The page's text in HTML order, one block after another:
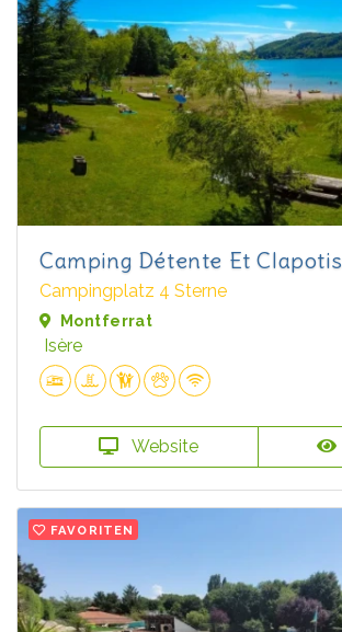
Camping Détente Et Clapotis
Campingplatz 4 Sterne
Montferrat
Isère
Website
FAVORITEN